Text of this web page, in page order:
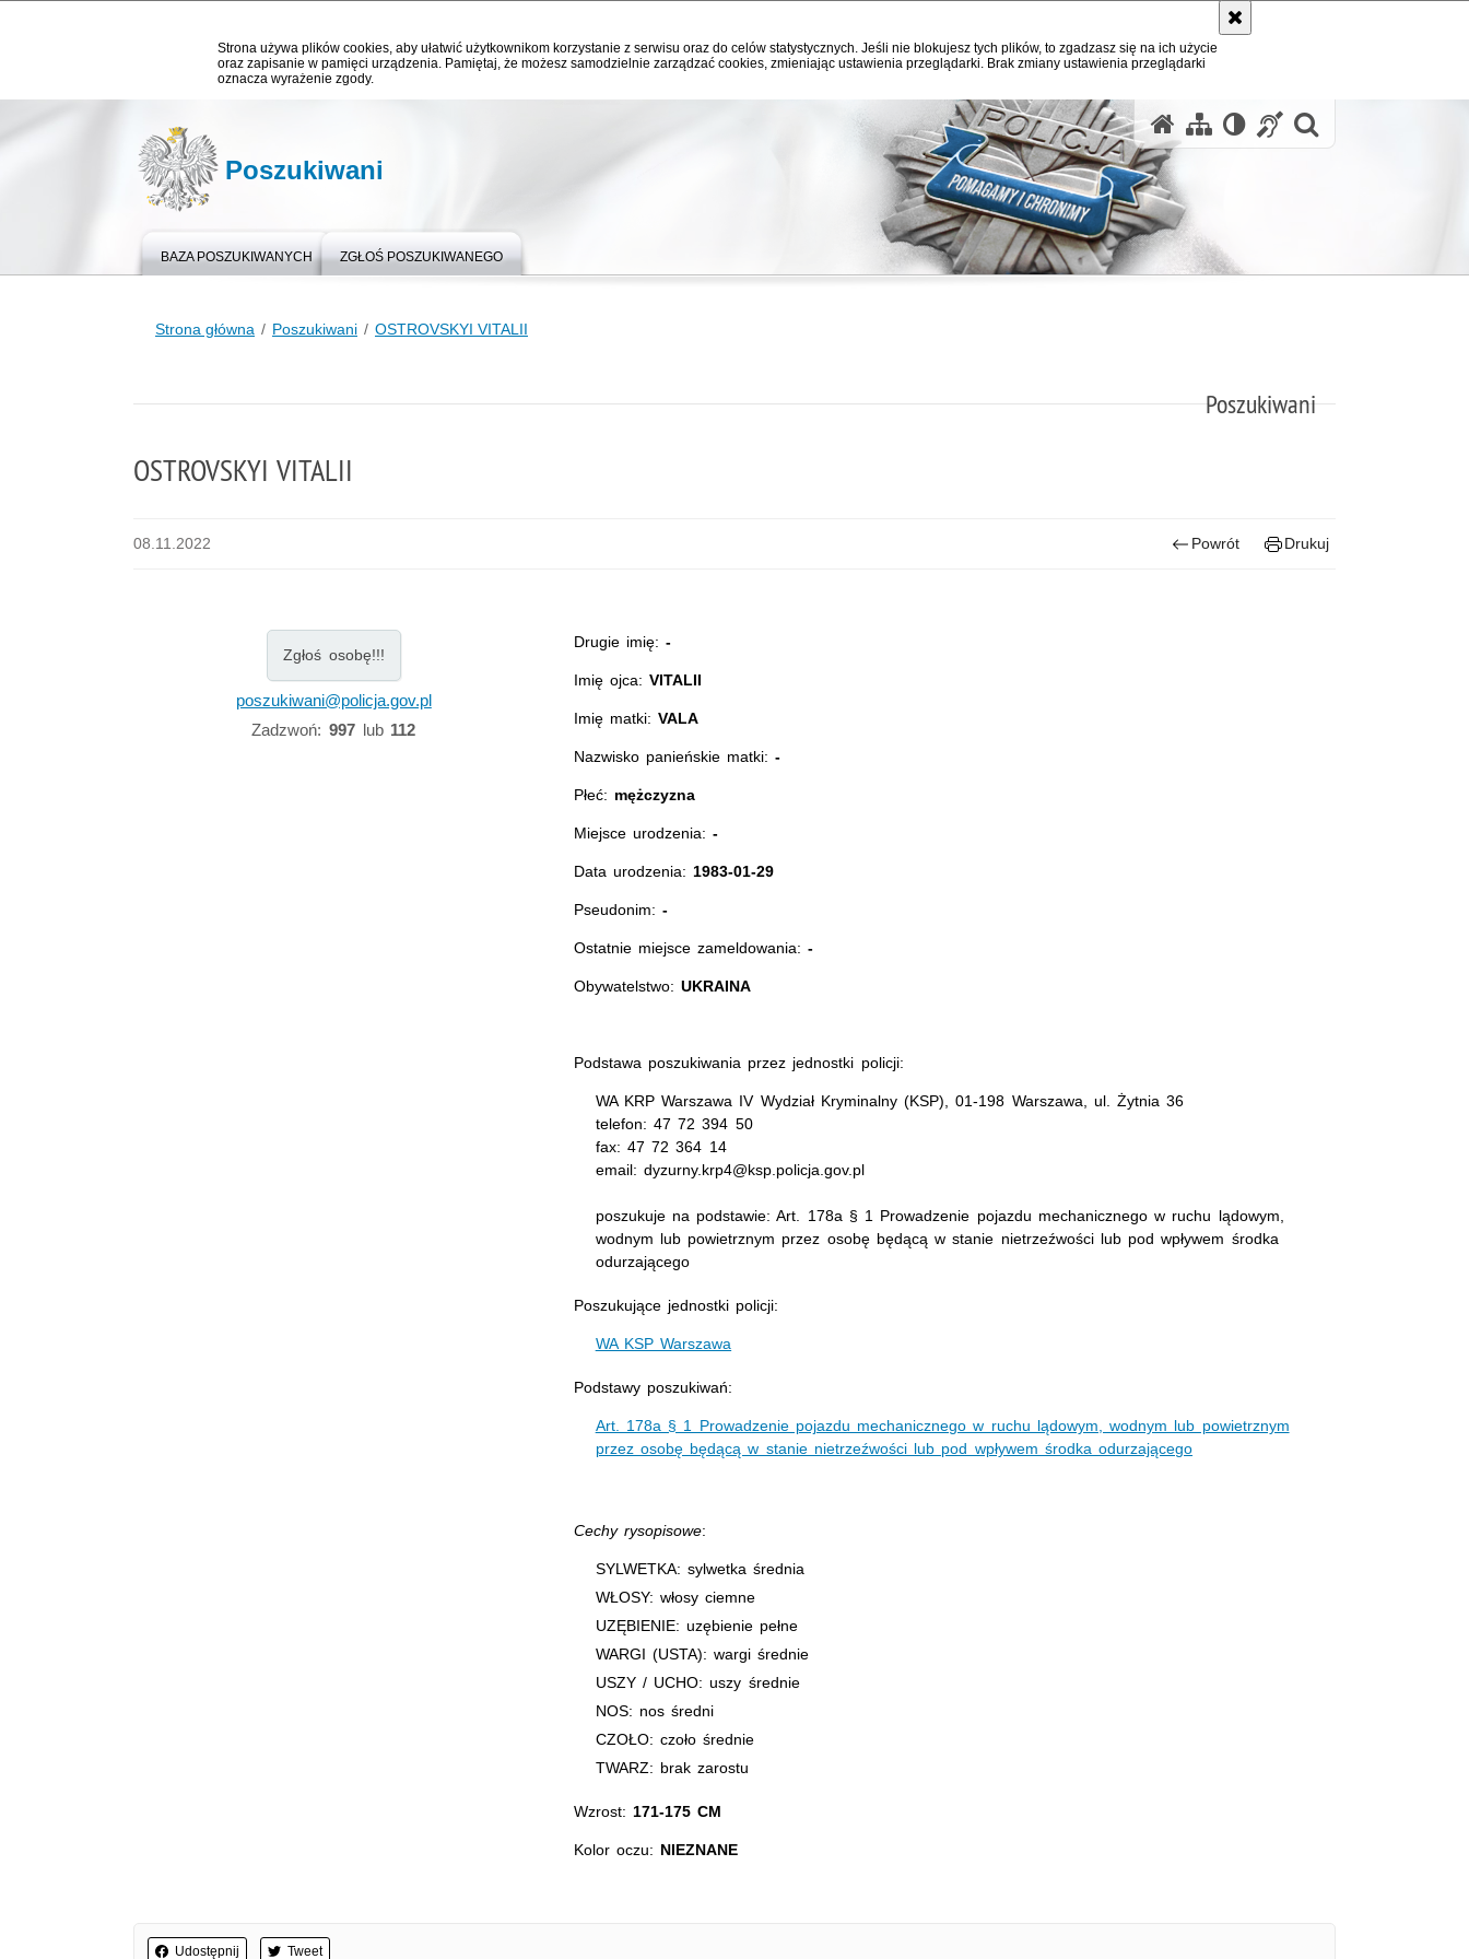
Strona używa plików cookies, aby ułatwić użytkownikom korzystanie z serwisu oraz do celów statystycznych. Jeśli nie blokujesz tych plików, to zgadzasz się na ich użycie
oraz zapisanie w pamięci urządzenia. Pamiętaj, że możesz samodzielnie zarządzać cookies, zmieniając ustawienia przeglądarki. Brak zmiany ustawienia przeglądarki
oznacza wyrażenie zgody.
Poszukiwani
BAZA POSZUKIWANYCH ZGŁOŚ POSZUKIWANEGO
Strona główna Poszukiwani OSTROVSKYI VITALII
Poszukiwani
OSTROVSKYI VITALII
08.11.2022 Powrót Drukuj
Zgłoś osobę!!!
poszukiwani@policja.gov.pl
Zadzwoń: 997lub 112
Drugie imię:-
Imię ojca:VITALII
Imię matki:VALA
Nazwisko panieńskie matki:-
Płeć: mężczyzna
Miejsce urodzenia:-
Data urodzenia: 1983-01-29
Pseudonim: -
Ostatnie miejsce zameldowania:-
Obywatelstwo: UKRAINA
Podstawa poszukiwania przez jednostki policji:
WA KRP Warszawa IV Wydział Kryminalny (KSP), 01-198 Warszawa, ul. Żytnia 36
telefon: 47 72 394 50
fax: 47 72 364 14
email: dyzurny.krp4@ksp.policja.gov.pl
poszukuje na podstawie: Art. 178a § 1 Prowadzenie pojazdu mechanicznego w ruchu lądowym,
wodnym lub powietrznym przez osobę będącą w stanie nietrzeźwości lub pod wpływem środka
odurzającego
Poszukujące jednostki policji:
WA KSP Warszawa
Podstawy poszukiwań:
Art. 178a § 1 Prowadzenie pojazdu mechanicznego w ruchu lądowym, wodnym lub powietrznym
przez osobę będącą w stanie nietrzeźwości lub pod wpływem środka odurzającego
Cechy rysopisowe:
SYLWETKA: sylwetka średnia
WŁOSY: włosy ciemne
UZĘBIENIE: uzębienie pełne
WARGI (USTA): wargi średnie
USZY / UCHO: uszy średnie
NOS: nos średni
CZOŁO: czoło średnie
TWARZ: brak zarostu
Wzrost: 171-175 CM
Kolor oczu: NIEZNANE
Udostępnij Tweet